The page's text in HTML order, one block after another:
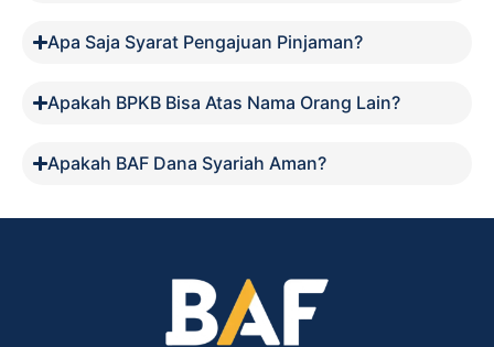
Apa Saja Syarat Pengajuan Pinjaman?
Apakah BPKB Bisa Atas Nama Orang Lain?
Apakah BAF Dana Syariah Aman?